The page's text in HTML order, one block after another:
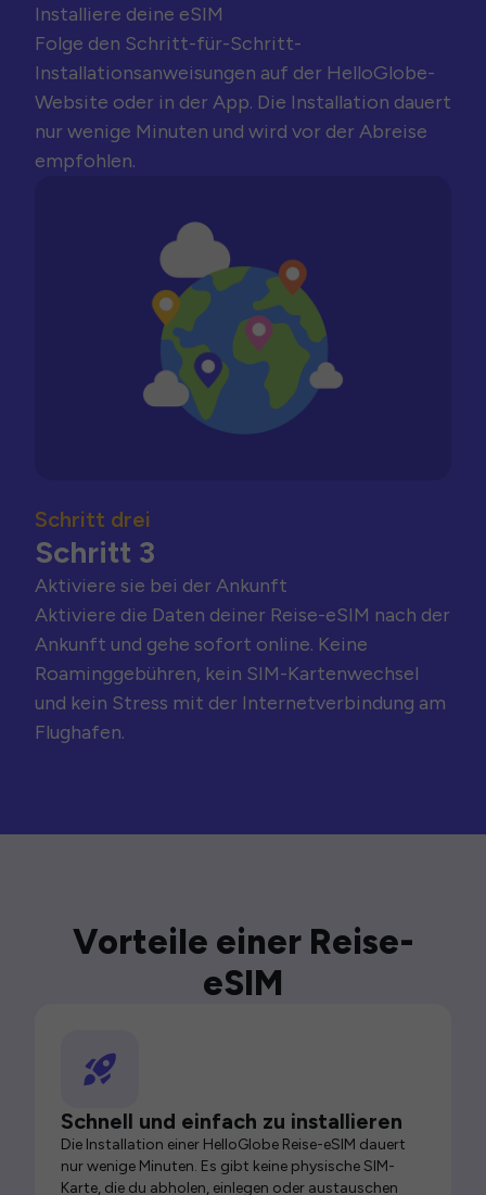
Installiere deine eSIM
Folge den Schritt-für-Schritt-
Installationsanweisungen auf der HelloGlobe-
Website oder in der App. Die Installation dauert
nur wenige Minuten und wird vor der Abreise
empfohlen.
Schritt drei
Schritt 3
Aktiviere sie bei der Ankunft
Aktiviere die Daten deiner Reise-eSIM nach der
Ankunft und gehe sofort online. Keine
Roaminggebühren, kein SIM-Kartenwechsel
und kein Stress mit der Internetverbindung am
Flughafen.
Vorteile einer Reise-
eSIM
Schnell und einfach zu installieren
Die Installation einer HelloGlobe Reise-eSIM dauert
nur wenige Minuten. Es gibt keine physische SIM-
Karte, die du abholen, einlegen oder austauschen